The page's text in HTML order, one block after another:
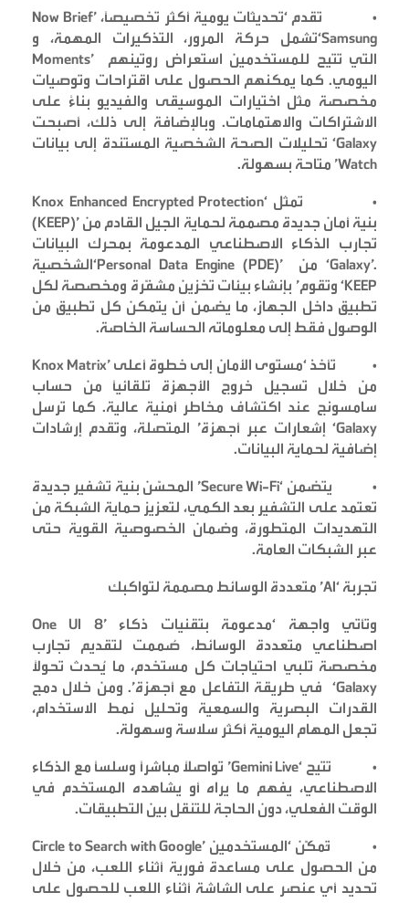
• تقدم ‘Now Brief’تحديثات يومية أكثر تخصيصًا،
تشمل حركة المرور، التذكيرات المهمة، و‘Samsung
Moments’ التي تتيح للمستخدمين استعراض روتينهم
اليومي. كما يمكنهم الحصول على اقتراحات وتوصيات
مخصصة مثل اختيارات الموسيقى والفيديو بناءً على
الاشتراكات والاهتمامات. وبالإضافة إلى ذلك، أصبحت
تحليلات الصحة الشخصية المستندة إلى بيانات ‘Galaxy
Watch’ متاحة بسهولة.
• تمثل ‘Knox Enhanced Encrypted Protection
(KEEP)’بنية أمان جديدة مصممة لحماية الجيل القادم من
تجارب الذكاء الاصطناعي المدعومة بمحرك البيانات
الشخصية‘Personal Data Engine (PDE)’ من ‘Galaxy’.
وتقوم‘KEEP’
بإنشاء بيئات تخزين مشفّرة ومخصصة لكل
تطبيق داخل الجهاز، ما يضمن أن يتمكن كل تطبيق من
الوصول فقط إلى معلوماته الحساسة الخاصة.
• تأخذ‘Knox Matrix’مستوى الأمان إلى خطوة أعلى
من خلال تسجيل خروج الأجهزة تلقائيًا من حساب
سامسونج عند اكتشاف مخاطر أمنية عالية. كما ترسل
إشعارات عبر أجهزة ‘Galaxy’
المتصلة، وتقدم إرشادات
إضافية لحماية البيانات.
• يتضمن ‘Secure Wi-Fi’
المحسّن بنية تشفير جديدة
تعتمد على التشفير بعد الكمي، لتعزيز حماية الشبكة من
التهديدات المتطورة، وضمان الخصوصية القوية حتى
عبر الشبكات العامة.
تجربة‘AI’
متعددة الوسائط مصممة لتواكبك
وتأتي واجهة ‘One UI 8’مدعومة بتقنيات ذكاء
اصطناعي متعددة الوسائط، صُممت لتقديم تجارب
مخصصة تلبي احتياجات كل مستخدم، ما يُحدث تحولًا
في طريقة التفاعل مع أجهزة ‘Galaxy’.
ومن خلال دمج
القدرات البصرية والسمعية وتحليل نمط الاستخدام،
تجعل المهام اليومية أكثر سلاسة وسهولة.
• تتيح ‘Gemini Live’
تواصلاً مباشراً وسلسًا مع الذكاء
الاصطناعي، يفهم ما يراه أو يشاهده المستخدم في
الوقت الفعلي، دون الحاجة للتنقل بين التطبيقات.
• تُمكّن ‘Circle to Search with Google’المستخدمين
من الحصول على مساعدة فورية أثناء اللعب، من خلال
تحديد أي عنصر على الشاشة أثناء اللعب للحصول على